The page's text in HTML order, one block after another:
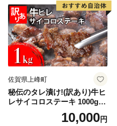
佐賀県上峰町
秘伝のタレ漬け!(訳あり)牛ヒ
レサイコロステーキ 1000g
10,000円